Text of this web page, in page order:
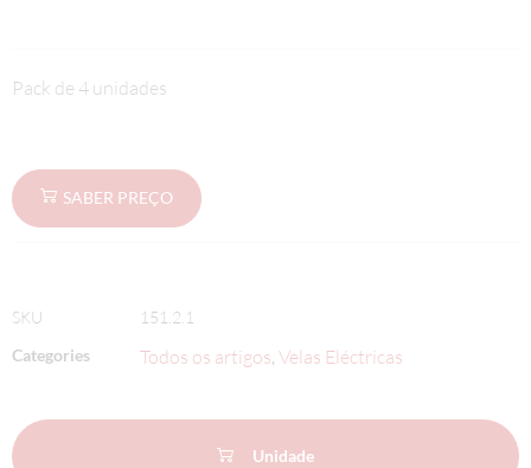
Pack de 4 unidades
SABER PREÇO
SKU
151.2.1
Categories
Todos os artigos, Velas Eléctricas
Unidade